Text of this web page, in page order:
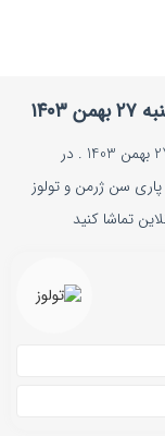
پخش زنده بازی پاری‌ سن‌ ژرمن و تولوز امروز شنبه 27 بهمن 1403 . در
و از ساعت ۲۳:۳۵ تیم‌های پاری‌ سن‌ ژرمن و تولوز
تماشا کنید